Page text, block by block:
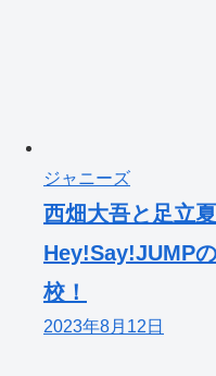
ジャニーズ
西畑大吾と足立
Hey!Say!JUMP
校！
2023年8月12日